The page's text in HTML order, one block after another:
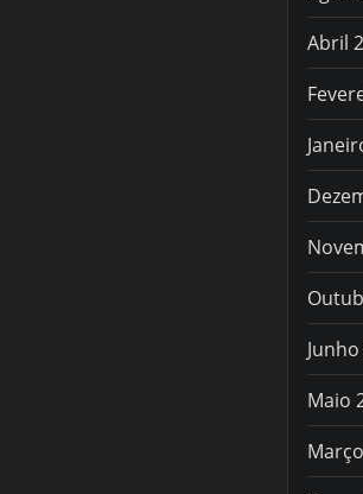
Abril
Maio